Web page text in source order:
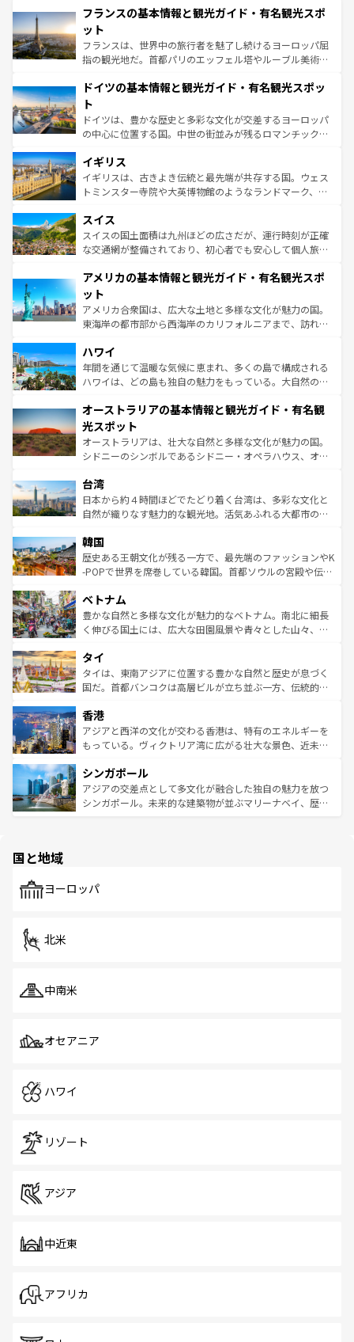
なお、新着のイタリア情報はコンテンツ一覧を参照してほ
しい。
文化が根付くこの国では、情熱的なフラメンコ、熱気あふ
れる闘牛、そして美味しいタパスが生活の一部となってい
る。首都マドリードの洗練された雰囲気や、バルセロナの
アートに溢れた街角から、地方では古代ローマ遺跡や中世
せる。地方によって風土や気候が異なるスペインはその個
ンテンツ一覧 を参照してほしい。
フランスの基本情報と観光ガイド・有名観光スポ
ット
フランスは、世界中の旅行者を魅了し続けるヨーロッパ屈
指の観光地だ。首都パリのエッフェル塔やルーブル美術館
で、幅広い魅力が詰まっている。華麗な宮殿、歴史的な大
聖堂、美しいビーチ、そして豊かな自然が、訪れる者を心
から魅了する。また、フランスは美食の国としても知ら
れ、フランス料理はユネスコ無形文化遺産にも登録されて
香り高いラベンダー畑など、多彩な楽しみ方が可能だ。さ
らに、パリ以外の地域にも魅力が溢れており、どの街角に
も豊かな歴史と文化が息づいている。パリ以外の個性あふ
を参照してほしい。
ドイツの基本情報と観光ガイド・有名観光スポッ
ト
ドイツは、豊かな歴史と多彩な文化が交差するヨーロッパ
の中心に位置する国。中世の街並みが残るロマンチック街
顔を持つこの国は、どこを歩いても飽きることがない。ベ
ルリンの文化的活気、バイエルン州のアルプスの絶景、そ
してライン川沿いのワイン畑といった風景は必見。ビール
は、お酒好きな人にはぜひ体験してほしい。 なお、新着の
ドイツ情報はコンテンツ一覧を参照してほしい。
イギリス
イギリスは、古きよき伝統と最先端が共存する国。ウェス
トミンスター寺院や大英博物館のようなランドマーク、歴
リアごとに異なる魅力がある。また、優雅なアフタヌーン
ティー、ビール好きにはたまらない英国パブ、サッカー観
戦など、本場だからこそできる体験も豊富。イギリスを旅
ンツ一覧を参照してほしい。
スイス
スイスの国土面積は九州ほどの広さだが、運行時刻が正確
な交通網が整備されており、初心者でも安心して個人旅行
の建物がそのまま残る町や、スイスならではのユニークな
博物館もあり、アルプス観光だけでなく町歩きも満喫する
ことができる。国民の所得が高いため物価も高いが、旅行
者向けの交通パス提供のサービスもあり、うまく活用すれ
着のスイス情報は
アメリカの基本情報と観光ガイド・有名観光スポ
ット
アメリカ合衆国は、広大な土地と多様な文化が魅力の国。
東海岸の都市部から西海岸のカリフォルニアまで、訪れる
のような巨大都市は、観光、ショッピング、エンターテイ
ンメントが詰まった刺激的なスポットだ。一方、アメリカ
西部には大自然が広がり、グランドキャニオンやイエロー
部のニューオーリンズでは、音楽と美食が融合した独特の
文化が魅力。旅行者はアメリカの各地域で異なる魅力を楽
しみながら、その多様性と豊かな歴史を感じることができ
るだろう。車でのロードトリップや列車の旅も、アメリカ
情報は
ハワイ
年間を通じて温暖な気候に恵まれ、多くの島で構成される
ハワイは、どの島も独自の魅力をもっている。大自然の神
ワイ島は見逃せない。また、定番の観光地といえばオアフ
島だが、静かな自然を求めるならマウイ島やカウアイ島が
おすすめ。エメラルドグリーンに輝く海をはじめ、豊かな
文化や歴史が息づいている。「アロハスピリット」と呼ば
人々、おいしいローカルフードやハワイアンミュージッ
ク、伝統的なフラダンスなど、すべてがハワイの魅力を彩
っている。訪れるたびに新しい発見と感動が待っているハ
はコンテンツ一覧
オーストラリアの基本情報と観光ガイド・有名観
光スポット
オーストラリアは、壮大な自然と多様な文化が魅力の国。
シドニーのシンボルであるシドニー・オペラハウス、オー
リアリーフや大陸中央部にそびえるウルル（エアーズロッ
ク）、タスマニアの美しい原生林やケアンズの熱帯雨林な
ど、見どころがたくさん。また、カフェやワイン、オージ
いる。アクティビティも充実しており、サーフィンやダイ
ビング、ハイキングなど、アウトドア好きにはたまらな
い。オーストラリアの多彩な魅力を存分に味わいつくそ
参照してほしい。
台湾
日本から約４時間ほどでたどり着く台湾は、多彩な文化と
自然が織りなす魅力的な観光地。活気あふれる大都市の台
ン）、静ひつな山岳地帯である台湾東部など、都市の喧騒
と山間の静けさが共存しており、訪れる人に新しい発見と
驚きをもたらしてくれる。また、奥深い台湾の食文化も魅
容にもいいと評判のスイーツなど、バラエティ豊かな料理
が味わえる。 なお、新着の台湾情報は コンテンツ一覧を参
照してほしい。
韓国
歴史ある王朝文化が残る一方で、最先端のファッションやK
-POPで世界を席巻している韓国。首都ソウルの宮殿や伝統
き、地方に足を延ばせば四季折々の自然美を楽しむことが
できる。そして、キムチや焼肉、絶品のストリートフード
まで、さまざまな韓国料理が待っている。夜には、韓国な
リティに包まれながら、韓国の多彩な魅力を心ゆくまで味
わってみてほしい。 なお、新着の韓国情報はコンテンツ一
覧を参照してほしい。
ベトナム
豊かな自然と多様な文化が魅力的なベトナム。南北に細長
く伸びる国土には、広大な田園風景や青々とした山々、世
急速な発展と共に伝統が息づく。ハノイの古い町並みやホ
ーチミン市のフランス統治時代の建物も、独特の雰囲気を
醸し出している。また、バラエティの豊かさとおいしさで
とつ。フォーやバインミー、ベトナムコーヒーなどは、ぜ
ひ現地で味わいたい。どの地域を訪れてもあたたかい人々
が旅行者を迎えてくれるので、きっと忘れられない旅にな
参照してほしい。
タイ
タイは、東南アジアに位置する豊かな自然と歴史が息づく
国だ。首都バンコクは高層ビルが立ち並ぶ一方、伝統的な
の活気が交差している。北部ではチェンマイなどの山岳地
帯で自然と触れ合い、南部ではプーケットやクラビの美し
いビーチでリゾート気分を楽しむことができる。タイ料理
激する。気候は一年中温暖で、どの季節にも異なる楽しみ
が待っている。親しみやすいタイの人々、仏教を中心とし
た文化、そして多様な観光資源が、訪れる旅人を魅了し続
香港
アジアと西洋の文化が交わる香港は、特有のエネルギーを
もっている。ヴィクトリア湾に広がる壮大な景色、近未来
み、どこを訪れても感動するはず。観光スポットが密集し
ており、効率よく見どころを回れるのも魅力。息をのむよ
うな絶景から文化的な体験まで、香港を存分に楽しみ尽く
シンガポール
アジアの交差点として多文化が融合した独自の魅力を放つ
シンガポール。未来的な建築物が並ぶマリーナベイ、歴史
で、ホーカーズは地元の風情を楽しめる外せないスポット
国と地域
ヨーロッパ
北米
中南米
オセアニア
ハワイ
リゾート
アジア
中近東
アフリカ